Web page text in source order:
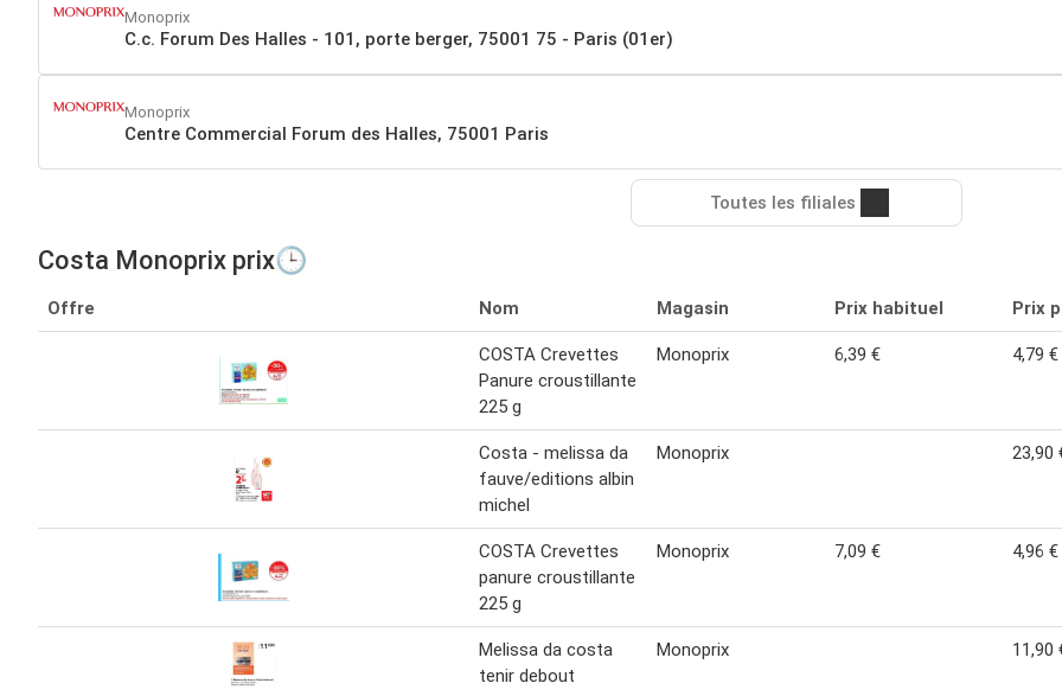
Monoprix
C.c. Forum Des Halles - 101, porte berger, 75001 75 - Paris (01er)
Monoprix
Centre Commercial Forum des Halles, 75001 Paris
Toutes les filiales
Costa Monoprix prix🕒
Offre Nom Magasin Prix habituel Prix
COSTA Crevettes
Panure croustillante
225 g
Monoprix 6,39 € 4,79 €
Costa - melissa da
fauve/editions albin
michel
Monoprix 23,90
COSTA Crevettes
panure croustillante
225 g
Monoprix 7,09 € 4,96 €
Melissa da costa
tenir debout
Monoprix 11,90